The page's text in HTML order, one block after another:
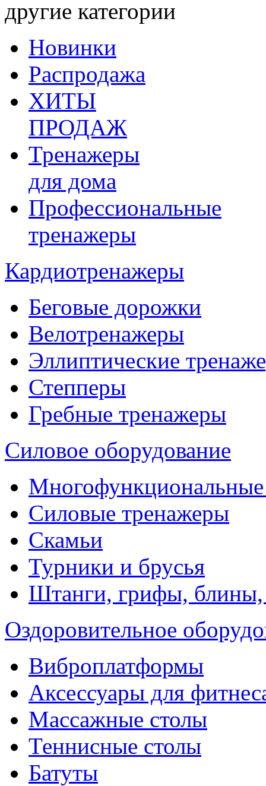
другие категории
Новинки
Распродажа
ХИТЫ
ПРОДАЖ
Тренажеры
для дома
Профессиональные
тренажеры
Кардиотренажеры
Беговые дорожки
Велотренажеры
Эллиптические
Степперы
Гребные тренажеры
Силовое оборудование
Силовые тренажеры
Скамьи
Турники и брусья
Штанги, грифы, блины,
Оздоровительное
Виброплатформы
Аксессуары для
Массажные столы
Теннисные столы
Батуты